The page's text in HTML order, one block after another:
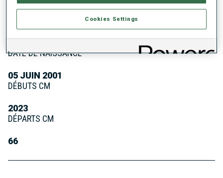
À PROPOS
DATE DE NAISSANCE
05 JUIN 2001
DÉBUTS CM
2023
DÉPARTS CM
66
Cookies Settings